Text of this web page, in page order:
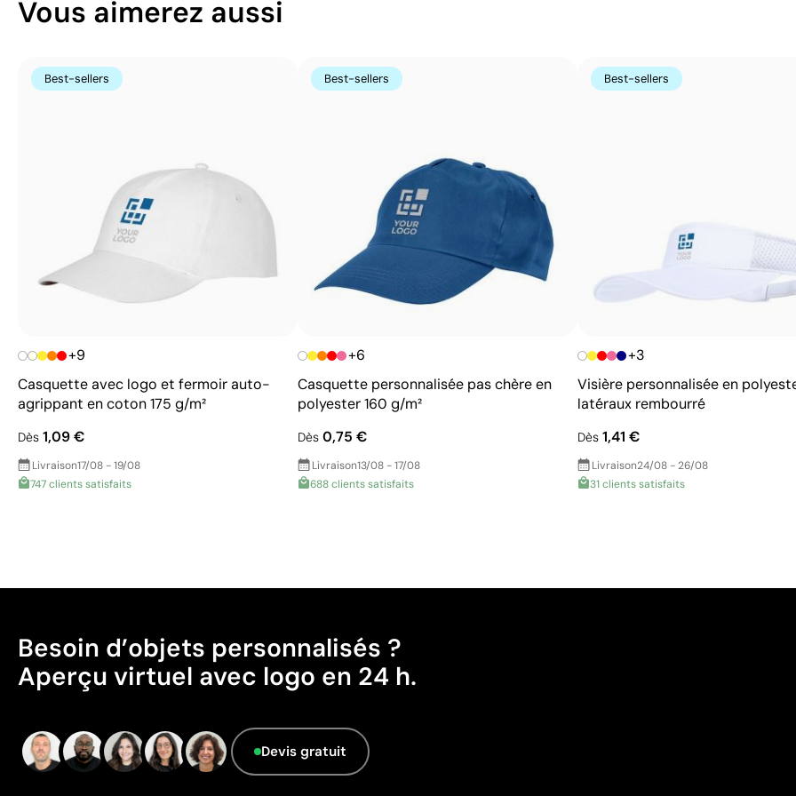
d’obtenir un résultat net, durable et adapté au logo
exactes
Techniques économiques pour quantités moyennes
Couleurs du logo intenses et bien définies
Résultats homogènes pour les grandes séries
Vous aimerez aussi
Best-sellers
+9
Casquette avec logo et fermoir auto-
agrippant en coton 175 g/m²
Dès 1,09 €
Livraison17/08 - 19/08
747 clients satisfaits
Best-sellers
+6
Casquette personnalisée pas chère en
polyester 160 g/m²
Dès0,75 €
Livraison13/08 - 17/08
688 clients satisfaits
Best-sellers
+3
Visière personnalisée en
latéraux rembourré
Dès1,41 €
Livraison24/08 - 26/08
31 clients satisfaits
Besoin d’objets personnalisés ?
Aperçu virtuel avec logo en 24 h.
Devis gratuit